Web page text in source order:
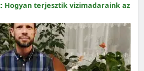
Hogyan terjesztik vizimadaraink az